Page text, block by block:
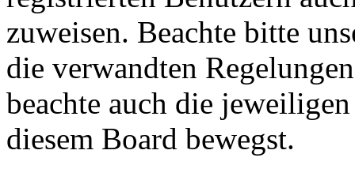
zuweisen. Beachte bitte
die verwandten
beachte auch die
diesem Board bewegst.